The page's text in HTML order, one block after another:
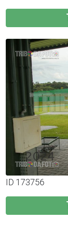
ID 173756